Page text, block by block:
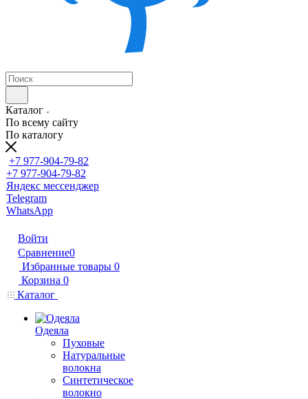
Каталог
По всему сайту
По каталогу
+7 977-904-79-82
+7 977-904-79-82
Яндекс мессенджер
Telegram
WhatsApp
Войти
Сравнение0
Избранные товары 0
Корзина 0
Каталог
Одеяла
Пуховые
Натуральные
волокна
Синтетическое
волокно